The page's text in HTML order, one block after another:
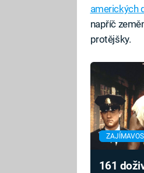
amerických
napříč
protějšky.
161